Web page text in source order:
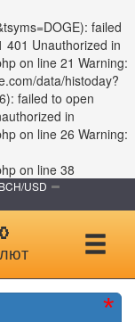
failed
401 Unauthorized in
on line 21 Warning:
data/histoday?
failed to open
in
on line 26 Warning:
on line 38
BCH/USD